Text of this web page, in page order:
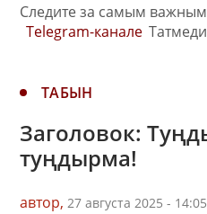
Следите за самым
Telegram-канале
ТАБЫН
Заголовок:
туңдырма!
автор, 27 августа 2025 - 14:05